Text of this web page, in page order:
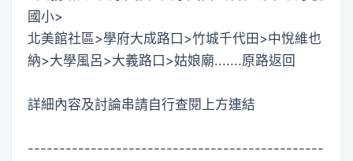
國小>
北美館社區>學府大成路口>竹城千代田>中悅維也
納>大學風呂>大義路口>姑娘廟.......原路返回
詳細內容及討論串請自行查閱上方連結
-----------------------------------------------